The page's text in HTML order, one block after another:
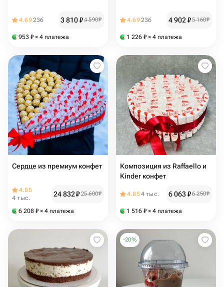
4.69236 3 810₽4 590₽
953 ₽ × 4 платежа
4.69236 4 902₽5 160₽
1 226 ₽ × 4 платежа
Сердце из премиум конфет
4.85
4 тыс.
24 832₽ 25 600₽
6 208 ₽ × 4 платежа
Композиция из Raffaello и
Kinder конфет
4.854 тыс. 6 063₽6 250₽
1 516 ₽ × 4 платежа
-20%